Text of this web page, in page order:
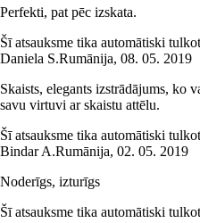
Perfekti, pat pēc izskata.
Šī atsauksme tika automātiski
Daniela S.Rumānija, 08. 05. 2019
Skaists, elegants izstrādājums, ko
savu virtuvi ar skaistu attēlu.
Šī atsauksme tika automātiski
Bindar A.Rumānija, 02. 05. 2019
Noderīgs, izturīgs
Šī atsauksme tika automātiski